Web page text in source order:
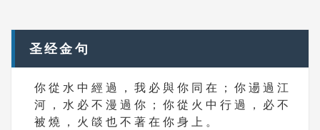
圣经金句
你 從 水 中 經 過 ， 我 必 與 你 同 在 ； 你 逿 過 江
河 ， 水 必 不 漫 過 你 ； 你 從 火 中 行 過 ， 必 不
被 燒 ， 火 燄 也 不 著 在 你 身 上 。